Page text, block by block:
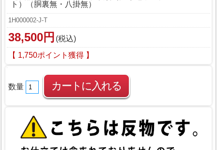
ト）（胴裏無・八掛無）
1H000002-J-T
38,500円 (税込)
【 1,750ポイント獲得 】
数量